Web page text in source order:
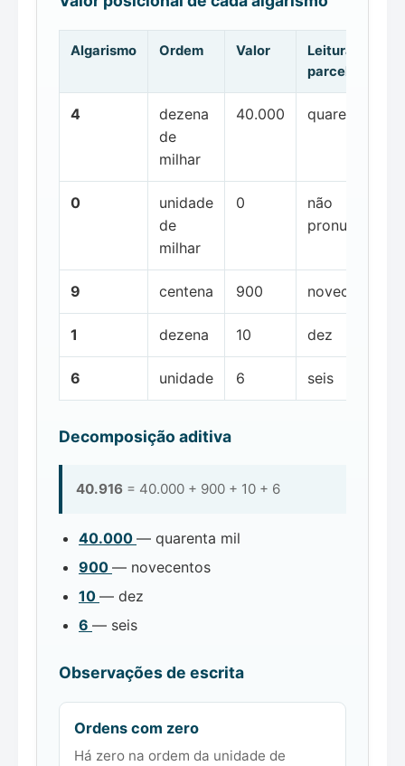
Algarismo Ordem Valor
Leitura da
parcela
4
dezena
de
milhar
40.000 quarenta mil
0
unidade
de
milhar
0
não
pronunciada
9 centena 900 novecentos
1 dezena 10 dez
6 unidade 6 seis
Decomposição aditiva
40.916 = 40.000 + 900 + 10 + 6
40.000 — quarenta mil
900 — novecentos
10 — dez
6 — seis
Observações de escrita
Ordens com zero
Há zero na ordem da unidade de